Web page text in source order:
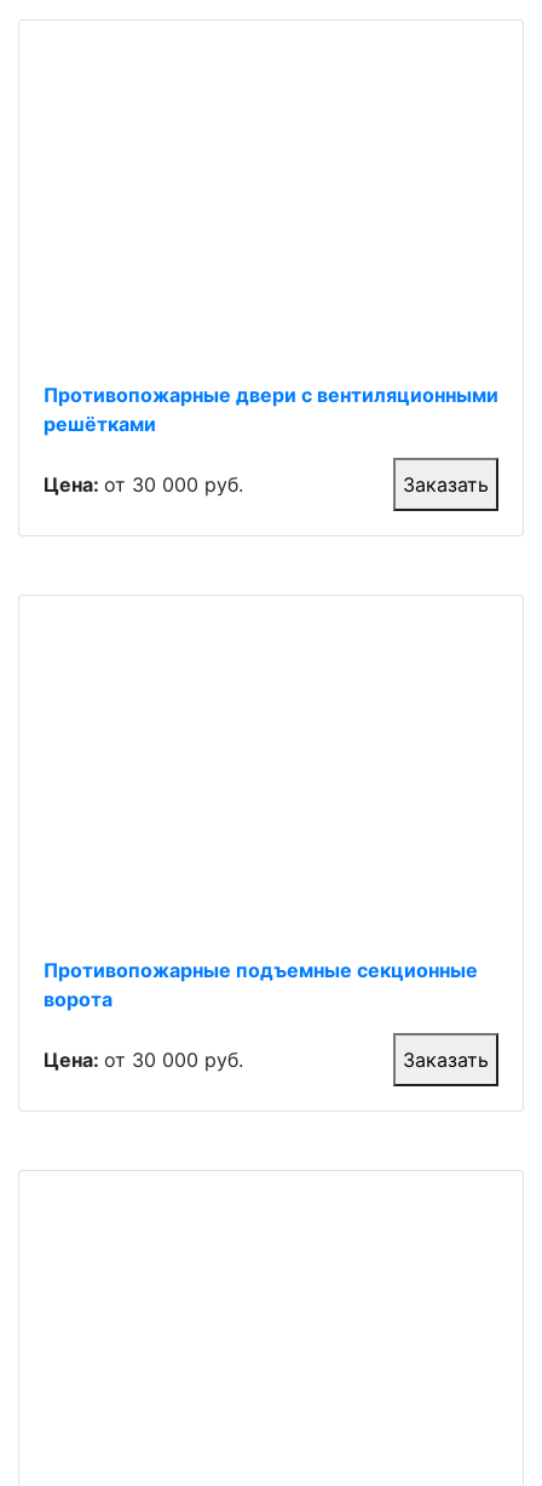
Противопожарные двери с вентиляционными
решётками
Цена: от 30 000 руб. Заказать
Противопожарные подъемные секционные
ворота
Цена: от 30 000 руб. Заказать